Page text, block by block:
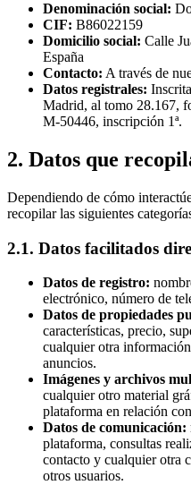
Denominación social:
CIF: B86022159
Domicilio social: Calle
España
Contacto: A través de
Datos registrales:
Madrid, al tomo 28.167,
M-50446, inscripción 1ª.
2. Datos que
Dependiendo de cómo
recopilar las siguientes
2.1. Datos facilitados
Datos de registro:
electrónico, número de
Datos de propiedades
características, precio,
cualquier otra
anuncios.
Imágenes y archivos
cualquier otro material
plataforma en relación
Datos de comunicación:
plataforma, consultas
contacto y cualquier otra
otros usuarios.